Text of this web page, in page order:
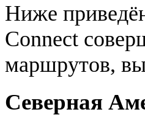
Ниже
Connect
маршрутов,
Северная